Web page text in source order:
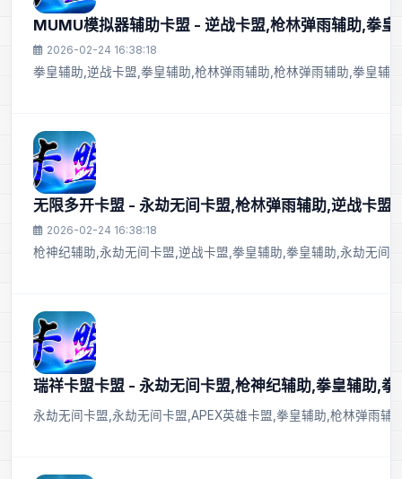
MUMU模拟器辅助卡盟 - 逆战卡盟,枪林弹雨辅助,拳皇
2026-02-24 16:38:18
拳皇辅助,逆战卡盟,拳皇辅助,枪林弹雨辅助,枪林弹雨辅助,拳皇辅
无限多开卡盟 - 永劫无间卡盟,枪林弹雨辅助,逆战卡盟,
2026-02-24 16:38:18
枪神纪辅助,永劫无间卡盟,逆战卡盟,拳皇辅助,拳皇辅助,永劫无间
瑞祥卡盟卡盟 - 永劫无间卡盟,枪神纪辅助,拳皇辅助,拳
永劫无间卡盟,永劫无间卡盟,APEX英雄卡盟,拳皇辅助,枪林弹雨辅